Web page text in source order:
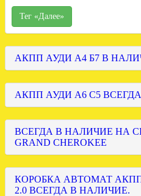
Тег «Далее»
АКПП АУДИ А4 Б7 В
АКПП АУДИ А6 С5
ВСЕГДА В НАЛИЧИЕ НА
GRAND CHEROKEE
КОРОБКА АВТОМАТ АКПП
2.0 ВСЕГДА В НАЛИЧИЕ.